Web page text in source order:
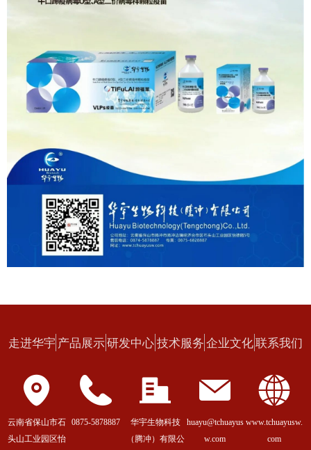
走进华宇 产品展示研发中心 技术服务 企业文化联系我们
云南省保山市石
头山工业园区怡
0875-5878887
华宇生物科技
（腾冲）有限公
huayu@tchuayus
w.com
www.tchuayusw.
com